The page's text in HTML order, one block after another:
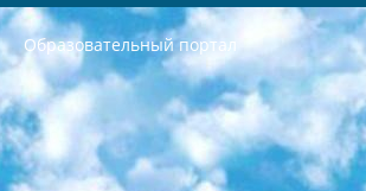
Образовательный портал
РЕСПУБЛИКА УЗБЕКИСТАН МИНИСТРЕРСТВО ДОШКОЛЬНОГО И ШКОЛЬНОГО ОБРАЗОВАНИЯ КОМАНДА в общеобразовательных учреждениях в 2023-2024 учебном году организация и проведение итоговой государственной аттестации обучающихся о Министра дошкольного и школьного образования Республики Узбекистан от 4 марта 2008 года (постановлением Минюста от 20 марта 2008 года № 1778 государственной регистрации) «Итоговое состояние учащихся общего среднего образования на основании положения об утверждении положения об аттестации общего среднего образования выпускной экзамен студентов в образовательных учреждениях в 2023-2024 учебном году В целях организации и прохождения аттестации приказываю: 1. Следующее: перечень предметов, по которым будет проводиться итоговая государственная аттестация и экзамен формы перевода согласно приложению 1; сертификаты международного образца, оценивающие уровень владения иностранными языками перечень согласно приложению 2; 2. Педагогический при специализированных образовательных учреждениях. научно-практический центр квалификации и международной оценки (Д.Давидова) 2024 г. До 25 марта: задания по предметам, по которым будет проводиться итоговая аттестация разработка и утверждение технических условий; итоговая аттестация на основании разработанного предметного задания разработка вопросов по предметам (устно и письменно), экзамен передача; общеобразовательные средние школы и специальные учебные заведения учащиеся выпускных классов школ и интернатов в агентской системе подготовка базы данных экзаменационных материалов и критериев оценки; перевод базы экзаменационных материалов на все языки обучения подать в Республиканский образовательный центр для изготовления; варианты экзаменов на основе разработанных контрольных материалов пусть будут поставлены задачи формирования. 3. Республиканский образовательный центр (Ш.Худайкулов) до 5 апреля 2024 года. до: база данных предоставленных экзаменационных материалов на все языки обучения перевод и экспертиза; для слепых, слабовидящих, глухих, слабослышащих и умственно отсталых детей учащиеся выпускных классов специализированных школ и школ-интернатов база данных экзаменационных материалов на всех преподаваемых языках подготовка критериев оценки; специализированные школы для умственно отсталых детей и технологии для учащихся выпускных классов школ-интернатов разработка соответствующих рекомендаций и критериев проведения ЕГЭ по естествознанию давать задания. 4. Педагогический при специализированных образовательных учреждениях. Научно-практический центр навыков и международной оценки (Д.Давидова), Республика образовательный центр (Худайкулов Ш.) итоговый государственный аттестационный экзамен ориентирован на творческое и логическое мышление при подготовке базы материалов учитывать введение заданий. 5. Следует отметить, что: сертификат государственного образца о знании общеобразовательного предмета и как минимум национальный уровень B1 по предметам на иностранных языках, указанным в Приложении 2. или международно признанный сертификат эквивалентного уровня студенты, изучающие определенный предмет, освобождаются от экзамена; по соответствующим предметам запланирована итоговая государственная аттестация за день до дня, путем жеребьевки Рабочей группой (в письменной форме по предметам, проводимым в форме) из числа сформированных вариантов выбрано 2 варианта; 2 выбранных варианта экзамена анонсированы на официальном сайте министерства и все выпускники по всей стране на основе этих вариантов проводит итоговую государственную аттестацию. 6. Государственное образование учащихся средних общеобразовательных учреждений. знания в соответствии с квалификационными требованиями, которые необходимо приобрести на основании стандартов итоговый (выпускной) контроль для 9 и 11 классов в целях тестирования Экзамены (далее – экзамены) состоят из предметов, перечисленных в приложении 1. будет сделано. 7. Экзамены пройдут с 26 мая по 15 июня 2024 г. (кроме науки физического воспитания). 8. Физическая для учащихся 9 классов общесредних образовательных учреждений. Экзамены по предмету «Образование, квалификация медицина» 1-6 мая 2024 года. сотрудники перевести под присмотр (с отклонениями в физическом или умственном развитии) специализированная школа для детей, школы-интернаты и со сколиозом школы-интернаты санаторного типа для больных детей исключены). 9. Он был слепым, слабовидящим и имел нарушения опорно-двигательного аппарата. экзамены в специализированных школах и интернатах для детей должны проводиться исходя из требований, предъявляемых к общеобразовательным учреждениям (физкультура кроме науки). 10. Специализированная школа для глухих и слабослышащих детей. и экзамены в интернатах и быть реализован в виде письменного теста по математике. 11. Специальность для умственно отсталых детей. Для 9 класса Родной язык и литературное письмо Государственный язык (язык обучения – узбекский). для неклассов) написано Математическое письмо Письменная/устная история Узбекистана Физическое воспитание практично Итоговый контроль Для 11 класса Написание родного языка и литературы (эссе) Математическое письмо Узбекский язык (обучение на узбекском языке) не посещающее общее среднее образование для учреждений)/Образовательное учреждение выбор письменный и устный Иностранный язык письменный/устный Письменная/устная история Узбекистана *По выбору студента:  Химия  Физика  Основы государственного права  География 10 бесплатных образовательных ресурсов - Мы составили подборку онлайн-проектов с интерактивными упражнениями, видеолекциями и статьями. Они помогут вам обрести новые и освежить старые знания бесплатно. 1. «ИНТУИТ» Старейшая образовательная площадка Рунета. Здесь вы найдёте сотни текстовых и видеокурсов на десятки различных тем — от программирования до психологии. Многие курсы подготовлены российскими университетами и крупными международными компаниями вроде Intel и Microsoft. Самостоятельное обучение бесплатное, но желающие могут оплатить услуги персональных наставников. 2. «Смартия» знакомит с актуальными профессиями и подсказывает, как им обучаться. Выбрав заинтересовавшую вас специальность — SMM-специалист, фотограф, веб-дизайнер или другую, — увидите список необходимых для неё умений. Чтобы вы могли освоить их самостоятельно, для каждого умения площадка отображает подборку ссылок на учебные материалы. Хотя «Смартия» ориентируется на русскоязычную аудиторию, часть контента всё же доступна только на английском. 3. «Лекторий Физтеха» Проект Московского физико-технического института (Физтеха). С его помощью вы можете смотреть онлайн серии лекций, записанные на видео в этом вузе. В числе доступных предметов — физика, биология, химия, информационные технологии и другие. К некоторым лекциям администрация ресурса прилагает готовые конспекты, которые можно скачивать в PDF-формате. 4. ITMOcourses Онлайн-площадка Санкт-Петербургского национального исследовательского университета информационных технологий, механики и оптики (ИТМО). Ресурс предоставляет свободный доступ к курсам, разработанным в этом вузе. Каталог материалов разбит на четыре категории: «Оптические системы и технологии», «Приборостроение и робототехника», «Информационные технологии» и «Биотехнологии». Курсы состоят из видеолекций, интерактивных демонстраций и заданий. 5. «КиберЛенинка» Электронная научная библиотека открытого доступа. Каталог площадки регулярно обрастает текстами статей из различных научных изданий. Сгруппированные по журналам и рубрикам публикации можно читать онлайн или скачивать целиком в PDF-формате. Проект нацелен на популяризацию науки за счёт открытого доступа к качественной информации. 6. «ПостНаука» На этом ресурсе публикуют подборки видеолекций, составленные экспертами из разных отраслей и объединённые общими темами. Среди них, к примеру, есть серии «Биоинформатика и геномика», «Культура средневековой Скандинавии» и Cinema Studies о теории кино. Каждая подборка лекций — логически связанная история, рассказанная экспертом от первого лица. Кроме того, на сайте появляются научно-образовательные статьи и тесты на разные темы. 7. «Newочём» Команда проекта «Newочём» отбирает самые интересные тексты из англоязычных СМИ и переводит те из них, за которые голосуют участники сообщества «ВКонтакте». По большей части это научно-популярные статьи. Редакторы придумывают лишь заголовки, в остальном содержание переводов соответствует оригиналам. Полные тексты можно читать прямо в социальной сети. 8. InternetUrok Онлайн-база материалов по основным дисциплинам школьной программы. Информация на сайте структурирована по классам, предметам и темам (урокам). Каждый урок состоит из видеолекций и